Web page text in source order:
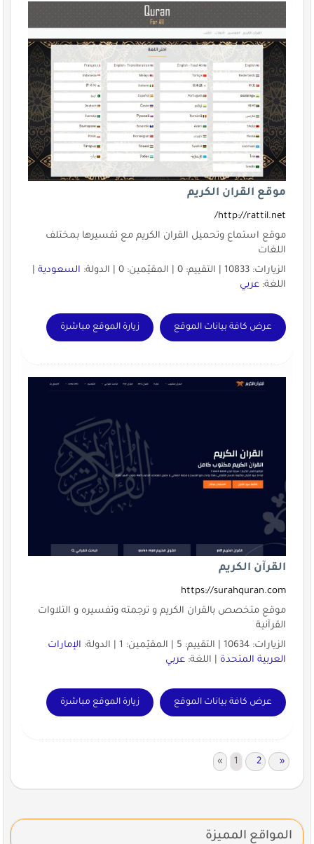
موقع القران الكريم
http://rattil.net/
موقع استماع وتحميل القران الكريم مع تفسيرها بمختلف
اللغات
الزيارات: 10833 | التقييم: 0 | المقيّمين: 0 | الدولة:
السعودية|
اللغة: عربي
عرض كافة بيانات الموقع زيارة الموقع مباشرة
القرآن الكريم
https://surahquran.com
موقع متخصص بالقران الكريم و ترجمته وتفسيره و التلاوات
القرآنية
الزيارات: 10634 | التقييم: 5 | المقيّمين: 1 | الدولة:
الإمارات
العربية المتحدة| اللغة: عربي
عرض كافة بيانات الموقع زيارة الموقع مباشرة
« 2 »
المواقع المميزة